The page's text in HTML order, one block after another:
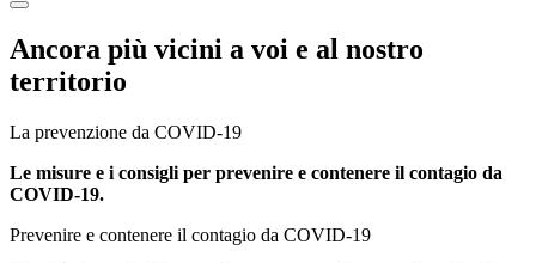
Ancora più vicini a voi e al nostro
territorio
La prevenzione da COVID-19
Le misure e i consigli per prevenire e contenere il contagio da
COVID-19.
Prevenire e contenere il contagio da COVID-19